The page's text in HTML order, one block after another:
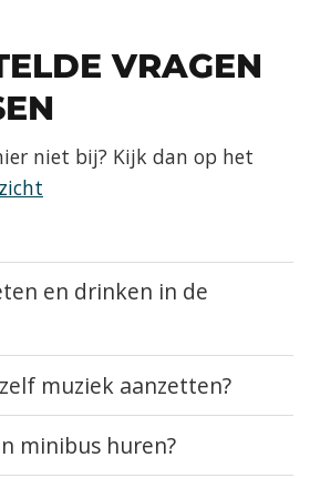
VRAGEN
niet bij? Kijk dan op het
en drinken in de
muziek aanzetten?
minibus huren?